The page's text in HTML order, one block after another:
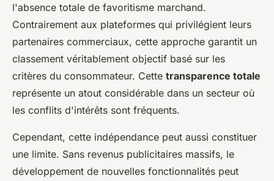
l'absence totale de favoritisme marchand.
Contrairement aux plateformes qui privilégient leurs
partenaires commerciaux, cette approche garantit un
classement véritablement objectif basé sur les
critères du consommateur. Cette transparence totale
représente un atout considérable dans un secteur où
les conflits d'intérêts sont fréquents.
Cependant, cette indépendance peut aussi constituer
une limite. Sans revenus publicitaires massifs, le
développement de nouvelles fonctionnalités peut